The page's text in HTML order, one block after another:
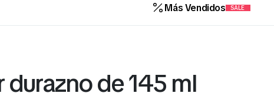
Más Vendidos SALE
durazno de 145 ml